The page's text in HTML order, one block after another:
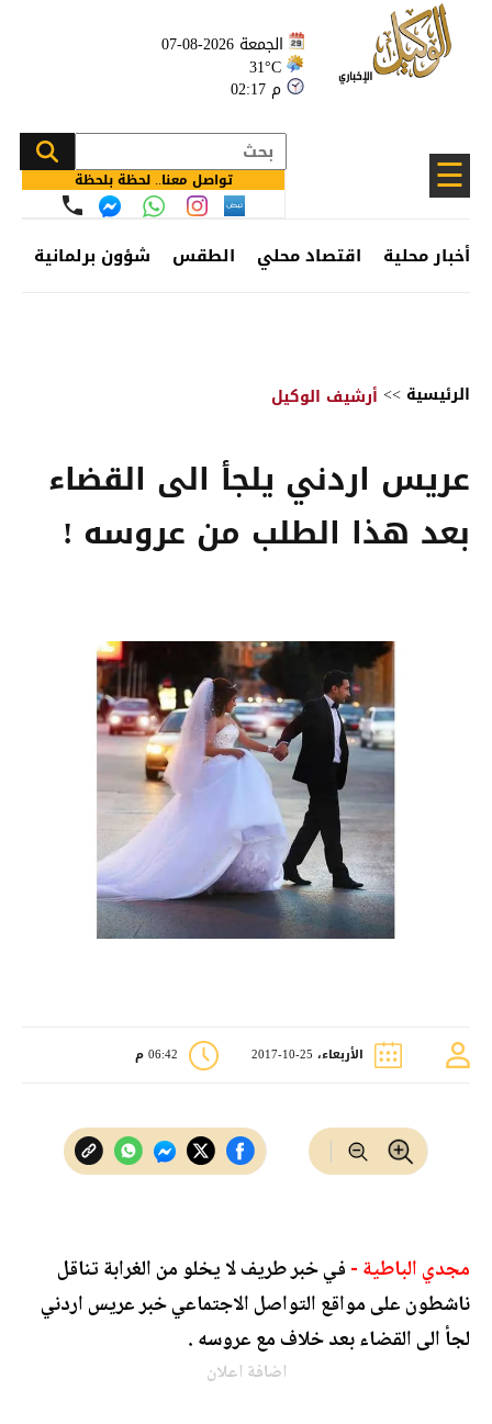
الجمعة 2026-08-07
31°C
02:17 م
☰ تواصل معنا.. لحظة بلحظة
أخبار محلية اقتصاد محلي الطقس شؤون برلمانية
الرئيسية >> أرشيف الوكيل
عريس اردني يلجأ الى القضاء
بعد هذا الطلب من عروسه !
الأربعاء، 25-10-2017 06:42 م
مجدي الباطية -في خبر طريف لا يخلو من الغرابة تناقل
ناشطون على مواقع التواصل الاجتماعي خبر عريس اردني
لجأ الى القضاء بعد خلاف مع عروسه .
اضافة اعلان